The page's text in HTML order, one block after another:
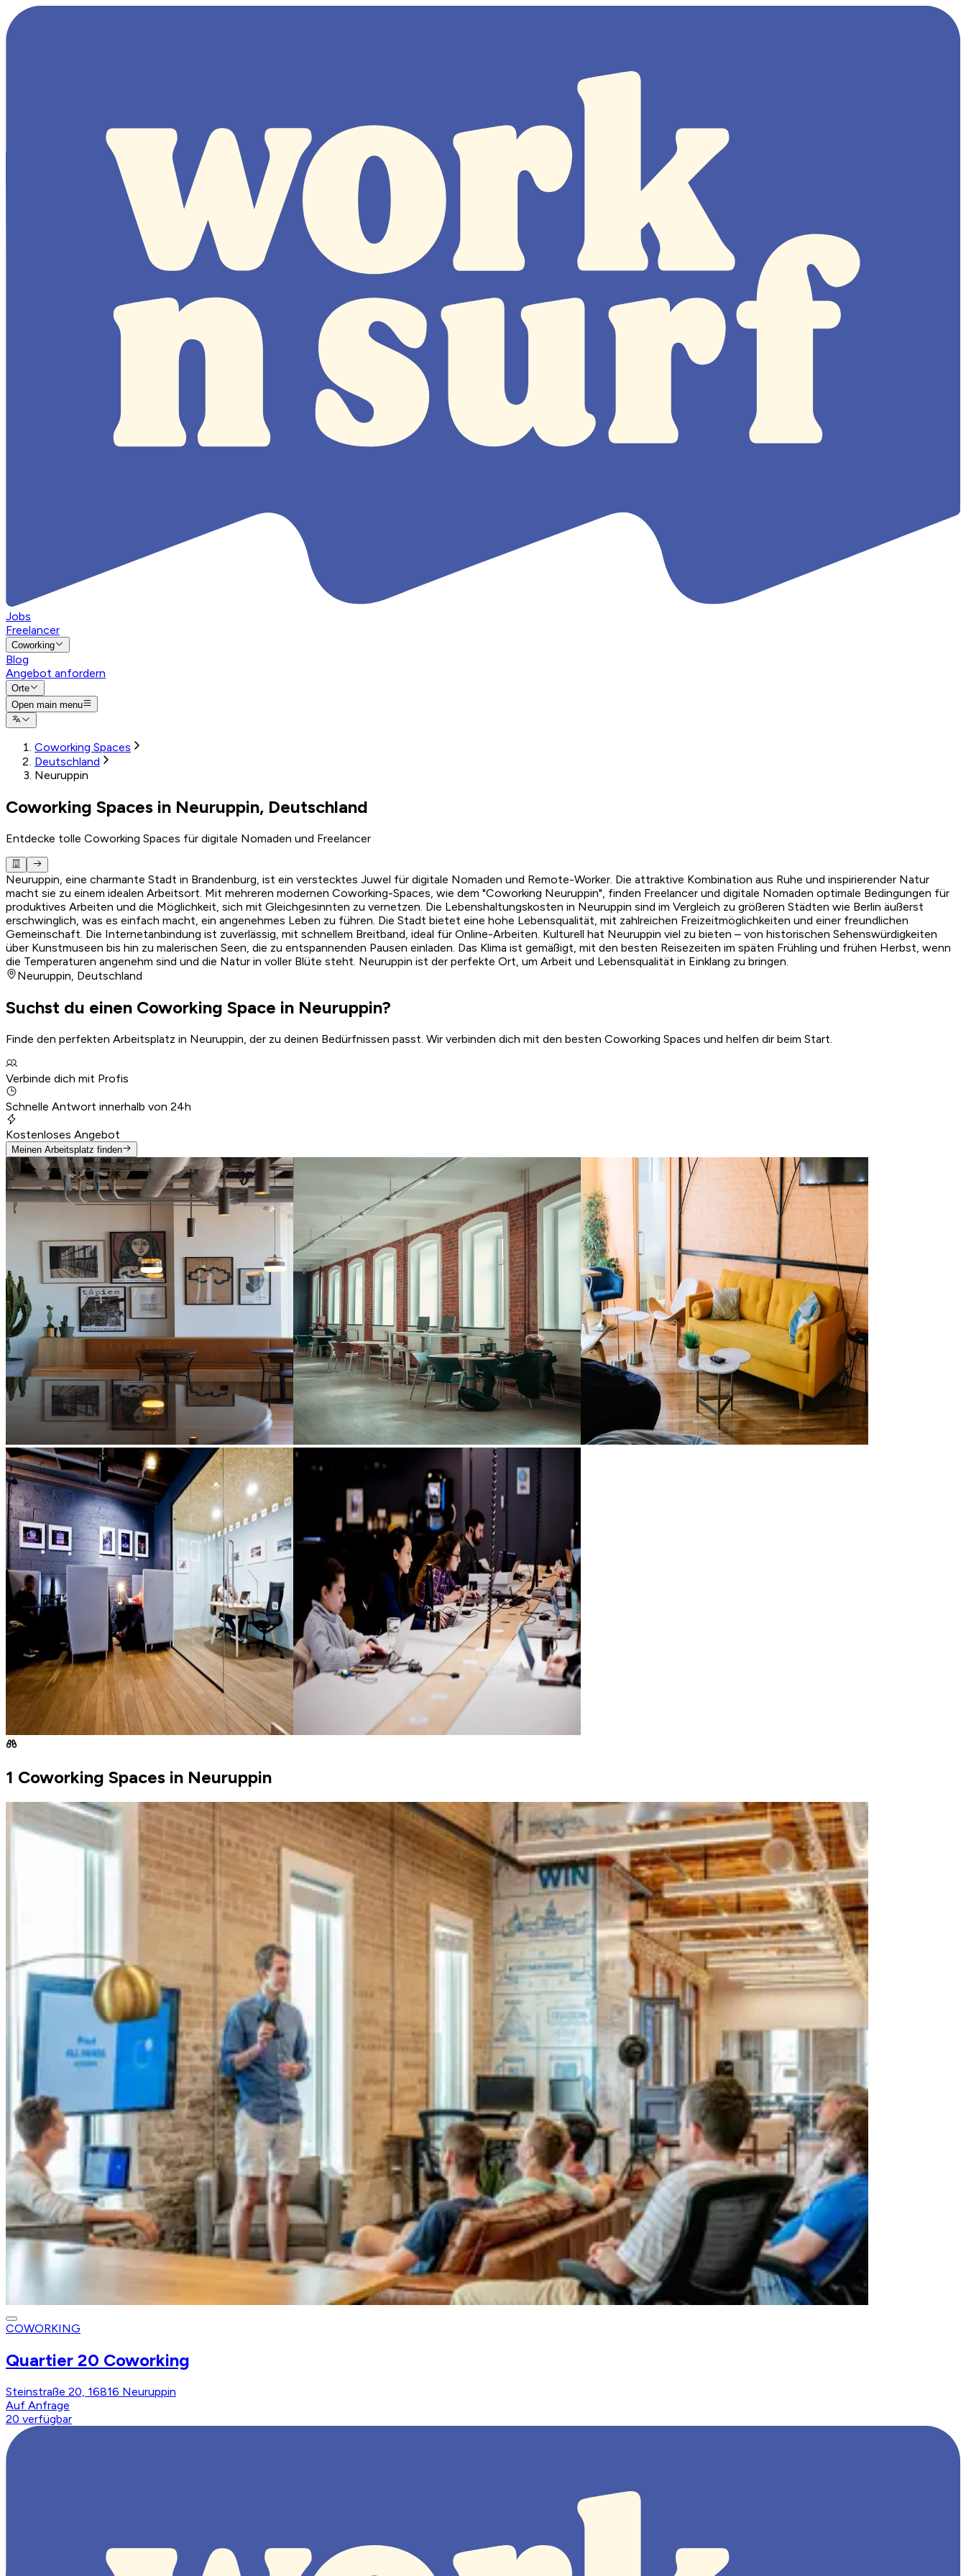
Jobs
Freelancer
Coworking
Blog
Angebot anfordern
Orte
Open main menu
Coworking Spaces
Deutschland
Neuruppin
Coworking Spaces in Neuruppin, Deutschland
Entdecke tolle Coworking Spaces für digitale Nomaden und Freelancer
Neuruppin, eine charmante Stadt in Brandenburg, ist ein verstecktes Juwel für digitale Nomaden und Remote-Worker. Die attraktive Kombination aus Ruhe und inspirierender Natur
macht sie zu einem idealen Arbeitsort. Mit mehreren modernen Coworking-Spaces, wie dem "Coworking Neuruppin", finden Freelancer und digitale Nomaden optimale Bedingungen für
produktives Arbeiten und die Möglichkeit, sich mit Gleichgesinnten zu vernetzen. Die Lebenshaltungskosten in Neuruppin sind im Vergleich zu größeren Städten wie Berlin äußerst
erschwinglich, was es einfach macht, ein angenehmes Leben zu führen. Die Stadt bietet eine hohe Lebensqualität, mit zahlreichen Freizeitmöglichkeiten und einer freundlichen
Gemeinschaft. Die Internetanbindung ist zuverlässig, mit schnellem Breitband, ideal für Online-Arbeiten. Kulturell hat Neuruppin viel zu bieten – von historischen Sehenswürdigkeiten
über Kunstmuseen bis hin zu malerischen Seen, die zu entspannenden Pausen einladen. Das Klima ist gemäßigt, mit den besten Reisezeiten im späten Frühling und frühen Herbst, wenn
die Temperaturen angenehm sind und die Natur in voller Blüte steht. Neuruppin ist der perfekte Ort, um Arbeit und Lebensqualität in Einklang zu bringen.
Neuruppin, Deutschland
Suchst du einen Coworking Space in Neuruppin?
Finde den perfekten Arbeitsplatz in Neuruppin, der zu deinen Bedürfnissen passt. Wir verbinden dich mit den besten Coworking Spaces und helfen dir beim Start.
Verbinde dich mit Profis
Schnelle Antwort innerhalb von 24h
Kostenloses Angebot
Meinen Arbeitsplatz finden
1 Coworking Spaces in Neuruppin
COWORKING
Quartier 20 Coworking
Steinstraße 20, 16816 Neuruppin
Auf Anfrage
20 verfügbar